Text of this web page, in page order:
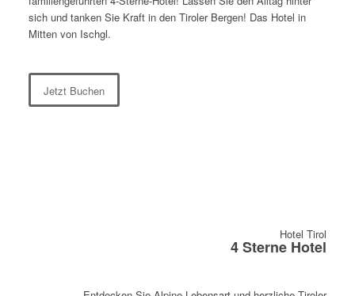
sich und tanken Sie Kraft in den Tiroler Bergen! Das Hotel in
Mitten von Ischgl.
Jetzt Buchen
Hotel Tirol
4 Sterne Hotel